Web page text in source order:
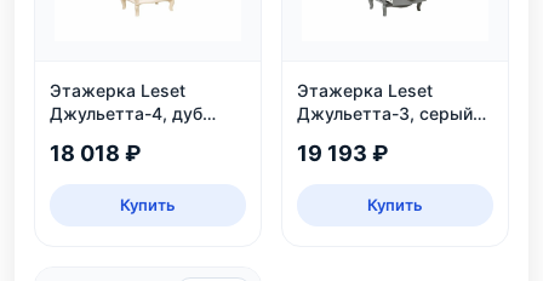
Этажерка Leset
Джульетта-4, дуб
18 018 ₽
Купить
Этажерка Leset
Джульетта-3, серый
19 193 ₽
Купить